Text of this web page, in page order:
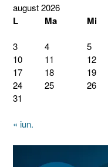
august 2026
L Ma Mi
3
4 5
10
11 12
17
18 19
24
25 26
31
« iun.